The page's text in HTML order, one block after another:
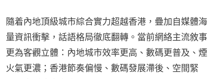
隨着內地頂級城市綜合實力超越香港，疊加自媒體海
量資訊衝擊，話語格局徹底翻轉。當前網絡主流敘事
更為客觀立體：內地城市效率更高、數碼更普及、煙
火氣更濃；香港節奏偏慢、數碼發展滯後、空間緊